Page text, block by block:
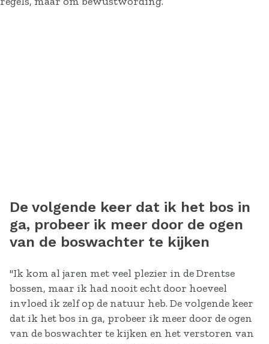
De volgende keer dat ik het bos in
ga, probeer ik meer door de ogen
van de boswachter te kijken
"Ik kom al jaren met veel plezier in de Drentse
bossen, maar ik had nooit echt door hoeveel
invloed ik zelf op de natuur heb. De volgende keer
dat ik het bos in ga, probeer ik meer door de ogen
van de boswachter te kijken en het verstoren van